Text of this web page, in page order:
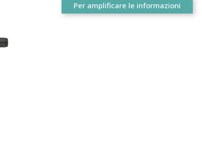
Per amplificare le informazioni